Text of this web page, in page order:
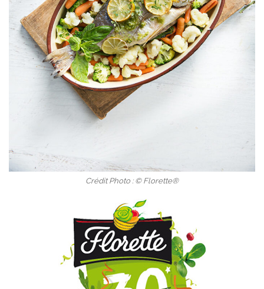
Crédit Photo : © Florette®